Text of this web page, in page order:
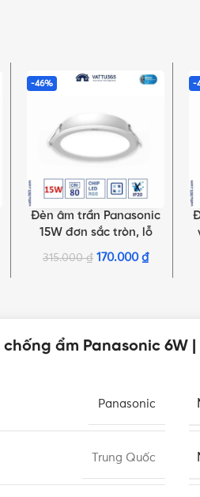
-46%
LỰA CHỌN TÙY CHỌN
Đèn âm trần Panasonic
15W đơn sắc tròn, lỗ
khoét Ø125mm | DN 2G
Series
315.000₫ 170.000 ₫
-
ẩm Panasonic 6W |
Panasonic
Trung Quốc